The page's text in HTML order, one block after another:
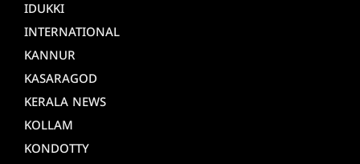
IDUKKI
INTERNATIONAL
KANNUR
KASARAGOD
KERALA NEWS
KOLLAM
KONDOTTY